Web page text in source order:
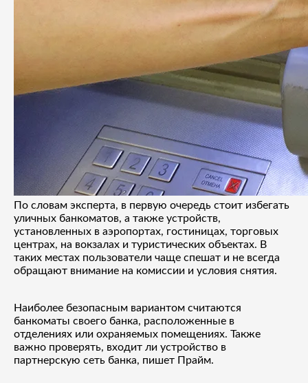
По словам эксперта, в первую очередь стоит избегать
уличных банкоматов, а также устройств,
установленных в аэропортах, гостиницах, торговых
центрах, на вокзалах и туристических объектах. В
таких местах пользователи чаще спешат и не всегда
обращают внимание на комиссии и условия снятия.
Наиболее безопасным вариантом считаются
банкоматы своего банка, расположенные в
отделениях или охраняемых помещениях. Также
важно проверять, входит ли устройство в
партнерскую сеть банка, пишет Прайм.